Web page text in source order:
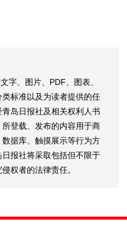
字、图片、PDF、图表、
标准以及为读者提供的任
岛日报社及相关权利人书
登载、发布的内容用于商
据库、触摸展示等行为方
报社将采取包括但不限于
权者的法律责任。